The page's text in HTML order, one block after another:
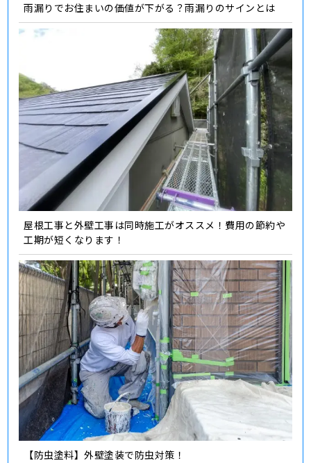
雨漏りでお住まいの価値が下がる？雨漏りのサインとは
屋根工事と外壁工事は同時施工がオススメ！費用の節約や
工期が短くなります！
【防虫塗料】外壁塗装で防虫対策！